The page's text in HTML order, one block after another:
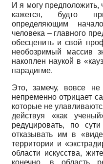
И я могу предположить,
кажется, будто
определяющим
человека – главного
обесценить и свой
необозримый массив
накоплен наукой в
парадигме.
Это, замечу, вовсе не
непременно отрицает
которые не
действуя «как
редуцировать, по
отказывать им в
территории и
области искусства,
конечно, в область